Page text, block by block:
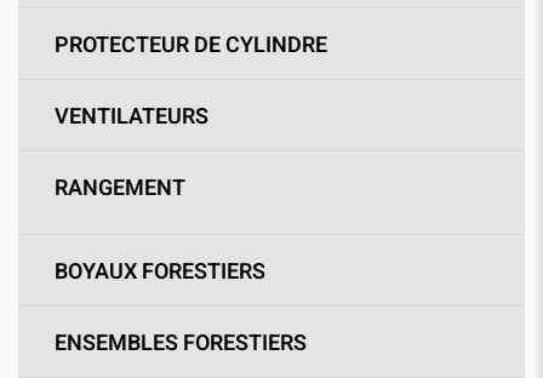
PROTECTEUR DE CYLINDRE
VENTILATEURS
RANGEMENT
BOYAUX FORESTIERS
ENSEMBLES FORESTIERS